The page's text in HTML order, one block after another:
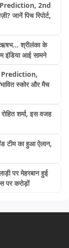
2nd
जानें पिच रिपोर्ट,
श्रीलंका के
इंडिया आई सामने
Prediction,
स्कोर और मैच
शर्मा, इस वजह
टीम का हुआ ऐलान,
पर मेहरबान हुई
पर करोड़ों